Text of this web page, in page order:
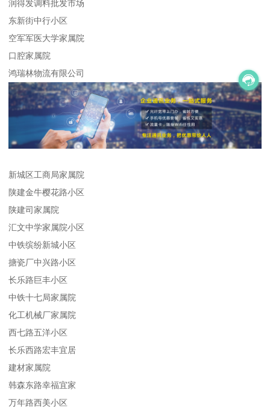
润得发调料批发市场
东新街中行小区
空军军医大学家属院
口腔家属院
鸿瑞林物流有限公司
新城区工商局家属院
陕建金牛樱花路小区
陕建司家属院
汇文中学家属院小区
中铁缤纷新城小区
搪瓷厂中兴路小区
长乐路巨丰小区
中铁十七局家属院
化工机械厂家属院
西七路五洋小区
长乐西路宏丰宜居
建材家属院
韩森东路幸福宜家
万年路西美小区